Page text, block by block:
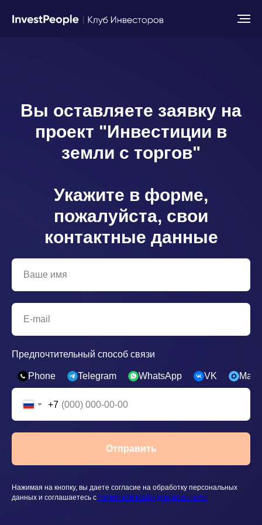
Вы оставляете заявку на
проект "Инвестиции в
земли с торгов"
Укажите в форме,
пожалуйста, свои
контактные данные
Предпочтительный способ связи
Phone Telegram WhatsApp VK Max
+7
Отправить
Нажимая на кнопку, вы даете согласие на обработку персональных
данных и соглашаетесь c политикой конфиденциальности